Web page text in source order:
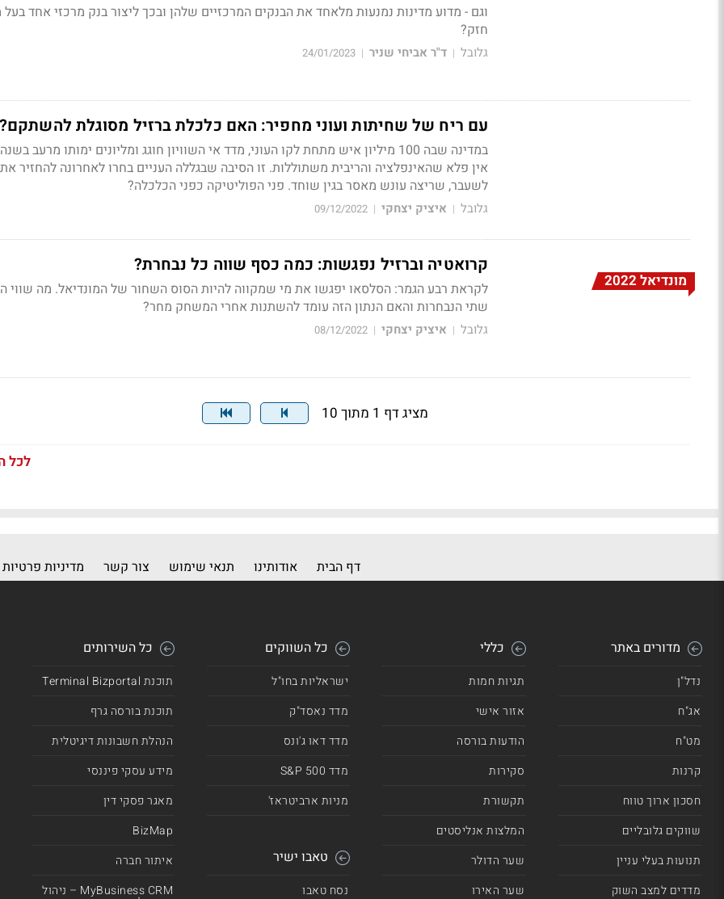
וגם - מדוע מדינות נמנעות מלאחד את הבנקים המרכזיים שלהן ובכך ליצור בנק מרכזי אחד
חזק?
גלובל | ד"ר אביחי שניר |
24/01/2023
עם ריח של שחיתות ועוני מחפיר: האם כלכלת ברזיל מסוגלת להשתקם?
במדינה שבה 100 מיליון איש מתחת לקו העוני, מדד אי השוויון חוגג ומליונים ימותו מרעב
אין פלא שהאינפלציה והריבית משתוללות. זו הסיבה שבגללה העניים בחרו לאחרונה להחזיר
לשעבר, שריצה עונש מאסר בגין שוחד. פני הפוליטיקה כפני הכלכלה?
גלובל | איציק יצחקי |
09/12/2022
מונדיאל 2022
קרואטיה וברזיל נפגשות: כמה כסף שווה כל נבחרת?
לקראת רבע הגמר: הסלסאו יפגשו את מי שמקווה להיות הסוס השחור של המונדיאל. מה שווי
שתי הנבחרות והאם הנתון הזה עומד להשתנות אחרי המשחק מחר?
גלובל | איציק יצחקי |
08/12/2022
מציג דף 1 מתוך 10
לכל
דף הבית אודותינו תנאי שימוש צור קשר מדיניות פרטיות
מדורים באתר
נדל"ן
אג"ח
מט"ח
קרנות
חסכון ארוך טווח
שווקים גלובליים
תנועות בעלי עניין
מדדים למצב השוק
כללי
תגיות חמות
אזור אישי
הודעות בורסה
סקירות
תקשורת
המלצות אנליסטים
שער הדולר
שער האירו
כל השווקים
ישראליות בחו"ל
מדד נאסד"ק
מדד דאו ג'ונס
מדד 500 S&P
מניות ארביטראז'
טאבו ישיר
נסח טאבו
כל השירותים
תוכנת Terminal Bizportal
תוכנת בורסה גרף
הנהלת חשבונות דיגיטלית
מידע עסקי פיננסי
מאגר פסקי דין
BizMap
איתור חברה
MyBusiness CRM – ניהול